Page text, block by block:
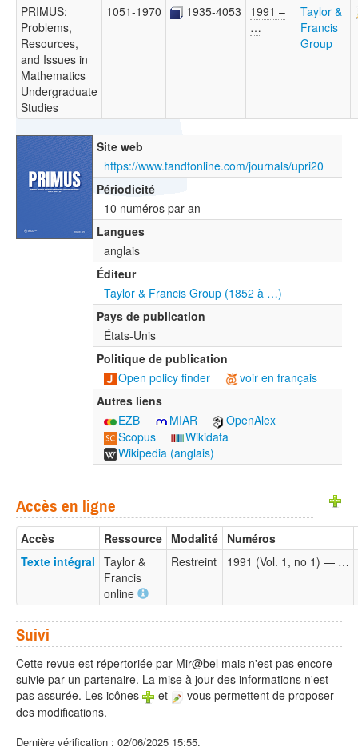
PRIMUS:
Problems,
Resources,
and Issues in
Mathematics
Undergraduate
Studies
1051-1970 1935-4053
1991 –
…
Taylor &
Francis
Group
Site web
https://www.tandfonline.com/journals/upri20
Périodicité
10 numéros par an
Langues
anglais
Éditeur
Taylor & Francis Group (1852 à …)
Pays de publication
États-Unis
Politique de publication
Open policy finder
voir en français
Autres liens
EZB
MIAR
OpenAlex
Scopus
Wikidata
Wikipedia (anglais)
Accès en ligne
Accès Ressource Modalité Numéros
Texte intégral Taylor &
Francis
online
Restreint 1991 (Vol. 1, no 1) — …
Suivi
Cette revue est répertoriée par Mir@bel mais n'est pas encore
suivie par un partenaire. La mise à jour des informations n'est
pas assurée. Les icônes
et
vous permettent de proposer
des modifications.
Dernière vérification : 02/06/2025 15:55.